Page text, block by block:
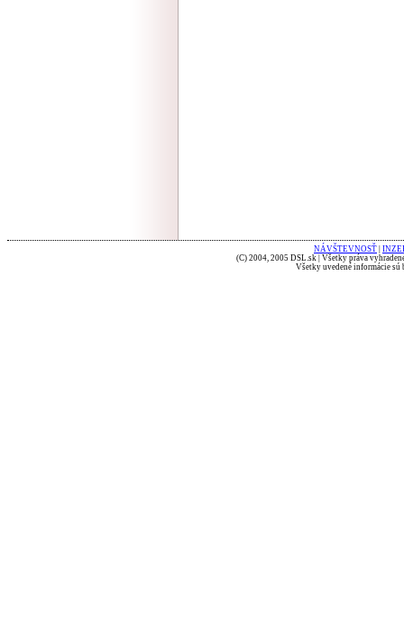
NÁVŠTEVNOSŤ
(C) 2004, 2005 DSL.sk | Všetky práva
Všetky uvedené informácie sú